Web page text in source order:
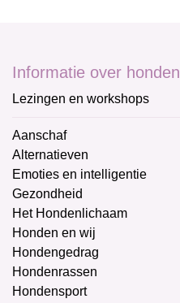
Informatie over honden
Lezingen en workshops
Aanschaf
Alternatieven
Emoties en intelligentie
Gezondheid
Het Hondenlichaam
Honden en wij
Hondengedrag
Hondenrassen
Hondensport